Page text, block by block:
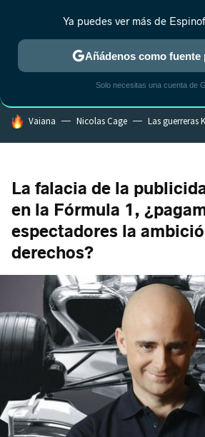
MENÚ
ESTRENOS REALITY ANIME
HOY SE HABLA DE
Vaiana Nicolas Cage Las guerreras
La falacia de la
en la Fórmula 1,
espectadores la
derechos?
Ya puedes ver más de
Añádenos como fuente
Solo necesitas una cuenta de